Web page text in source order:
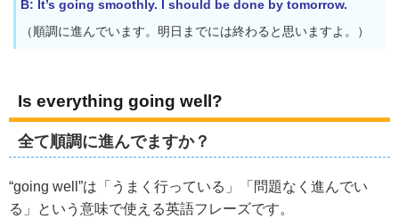
B: It’s going smoothly. I should be done by tomorrow.
（順調に進んでいます。明日までには終わると思いますよ。）
Is everything going well?
全て順調に進んでますか？
“going well”は「うまく行っている」「問題なく進んでい
る」という意味で使える英語フレーズです。